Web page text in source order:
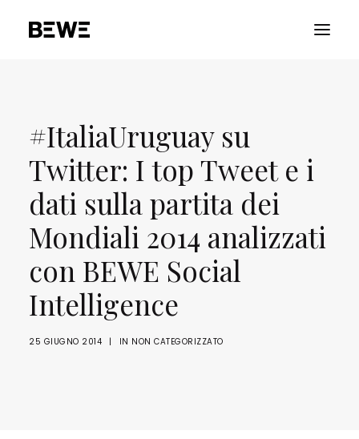
CHI SIAMO
SERVIZI
RISORSE
ADVOCACY
CONTATTACI
#ItaliaUruguay su
Twitter: I top Tweet e i
dati sulla partita dei
Mondiali 2014 analizzati
con BEWE Social
Intelligence
25 GIUGNO 2014 | IN NON CATEGORIZZATO